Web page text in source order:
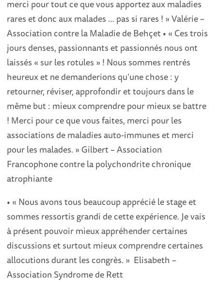
merci pour tout ce que vous apportez aux maladies
rares et donc aux malades … pas si rares ! » Valérie –
Association contre la Maladie de Behçet • « Ces trois
jours denses, passionnants et passionnés nous ont
laissés « sur les rotules » ! Nous sommes rentrés
heureux et ne demanderions qu’une chose : y
retourner, réviser, approfondir et toujours dans le
même but : mieux comprendre pour mieux se battre
! Merci pour ce que vous faites, merci pour les
associations de maladies auto-immunes et merci
pour les malades. » Gilbert – Association
Francophone contre la polychondrite chronique
atrophiante
• « Nous avons tous beaucoup apprécié le stage et
sommes ressortis grandi de cette expérience. Je vais
à présent pouvoir mieux appréhender certaines
discussions et surtout mieux comprendre certaines
allocutions durant les congrès. » Elisabeth –
Association Syndrome de Rett